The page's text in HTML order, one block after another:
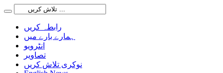
رابطہ کریں
ہمارے بارے میں
انٹرویو
تصاویر
نوکری تلاش کریں